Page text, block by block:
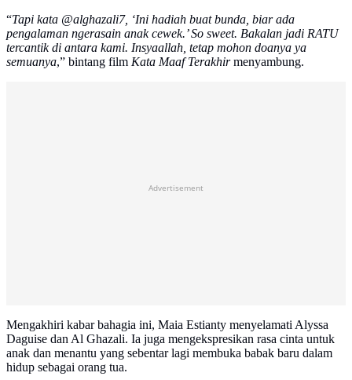
“Tapi kata @alghazali7, ‘Ini hadiah buat bunda, biar ada
pengalaman ngerasain anak cewek.’ So sweet. Bakalan jadi RATU
tercantik di antara kami. Insyaallah, tetap mohon doanya ya
semuanya,” bintang film Kata Maaf Terakhirmenyambung.
Advertisement
Mengakhiri kabar bahagia ini, Maia Estianty menyelamati Alyssa
Daguise dan Al Ghazali. Ia juga mengekspresikan rasa cinta untuk
anak dan menantu yang sebentar lagi membuka babak baru dalam
hidup sebagai orang tua.